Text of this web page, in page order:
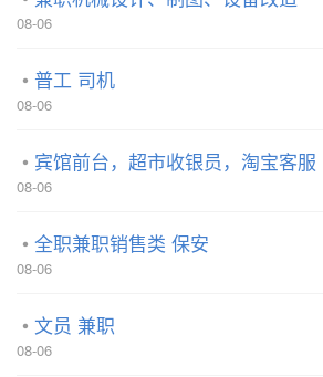
08-06
普工 司机
08-06
宾馆前台，超市收银员，淘宝客服
08-06
全职兼职销售类 保安
08-06
文员 兼职
08-06